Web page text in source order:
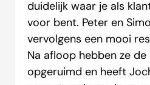
duidelijk waar je als
voor bent. Peter en
vervolgens een mooi
Na afloop hebben ze
opgeruimd en heeft